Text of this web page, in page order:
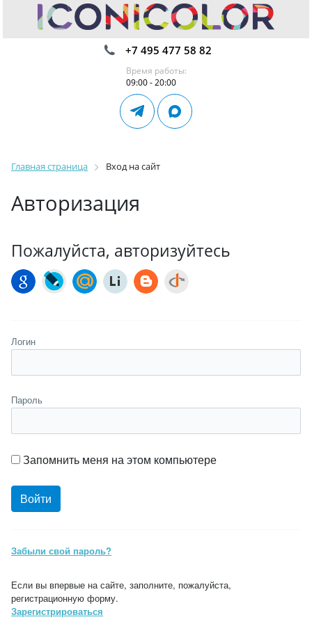
+7 495 477 58 82
Время работы:
09:00 - 20:00
Главная страница Вход на сайт
Авторизация
Пожалуйста, авторизуйтесь
Логин
Пароль
Запомнить меня на этом компьютере
Забыли свой пароль?
Если вы впервые на сайте, заполните, пожалуйста,
регистрационную форму.
Зарегистрироваться